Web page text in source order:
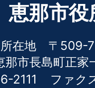
恵那市役
所在地 〒509-
那市長島町正家
2111
ファ